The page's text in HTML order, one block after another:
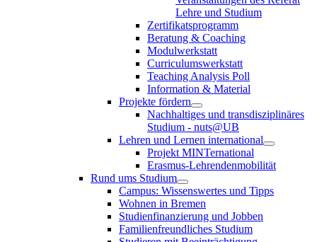
Lehre und Studium
Zertifikatsprogramm
Beratung & Coaching
Modulwerkstatt
Curriculumswerkstatt
Teaching Analysis Poll
Information & Material
Projekte fördern
Nachhaltiges und transdisziplinäres
Studium - nuts@UB
Lehren und Lernen international
Projekt MINTernational
Erasmus-Lehrendenmobilität
Rund ums Studium
Campus: Wissenswertes und Tipps
Wohnen in Bremen
Studienfinanzierung und Jobben
Familienfreundliches Studium